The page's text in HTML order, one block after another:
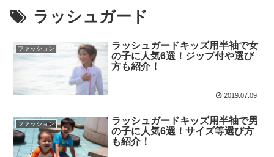
ラッシュガード
ファッション
ラッシュガードキッズ用半袖で女
の子に人気6選！ジップ付や選び
方も紹介！
2019.07.09
ファッション
ラッシュガードキッズ用半袖で男
の子に人気6選！サイズ等選び方
も紹介！